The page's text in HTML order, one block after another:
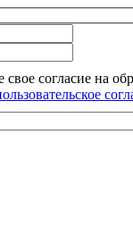
согласие на